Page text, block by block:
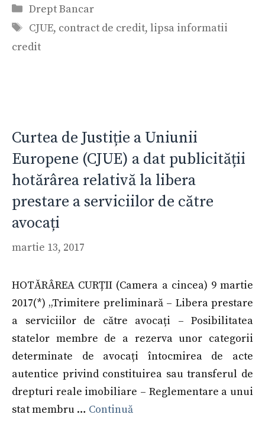
Categorii
Drept Bancar
Etichete
CJUE, contract de credit, lipsa informatii
credit
Curtea de Justiție a Uniunii
Europene (CJUE) a dat publicității
hotărârea relativă la libera
prestare a serviciilor de către
avocați
martie 13, 2017
HOTĂRÂREA CURȚII (Camera a cincea) 9 martie
2017(*) „Trimitere preliminară – Libera prestare
a serviciilor de către avocați – Posibilitatea
statelor membre de a rezerva unor categorii
determinate de avocați întocmirea de acte
autentice privind constituirea sau transferul de
drepturi reale imobiliare – Reglementare a unui
stat membru … Continuă